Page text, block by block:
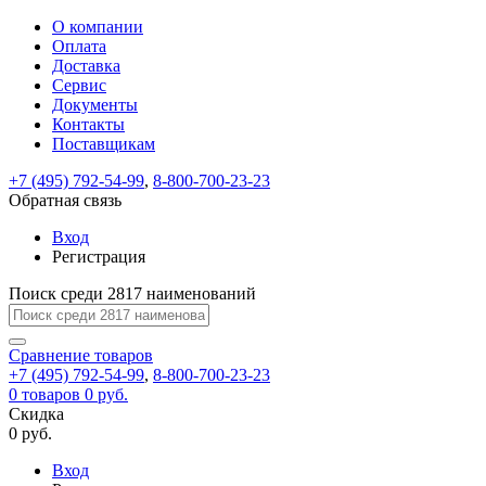
ВходРегистрация
Только
test@example.com
отправлена
по
ней
для
регистрации.
Ок
Только
Запомнить
меня
Забыли
Восстановление
пароля
Заполните
форму.
Мы
отправим
ссылку
на
указанный
электронный
адрес,
перейдя
по
которой
вы
новый
На
вашу
test@test.ru
отправлена
ссылка.
Перейдите
по
для
смены
пароля.
Введите
новый
пароль
Сменить
Пароль
успешно
Войти
Обратная
связь
Сообщение
пользовательского
соглашения
Ваше
сообщение
успешно
О компании
Оплата
Доставка
Сервис
Документы
Контакты
Поставщикам
+7 (495) 792-54-99, 8-800-700-23-23
Обратная связь
Вход
Регистрация
Поиск среди 2817 наименований
Сравнение товаров
+7 (495) 792-54-99, 8-800-700-23-23
0 товаров 0 руб.
Скидка
0 руб.
Вход